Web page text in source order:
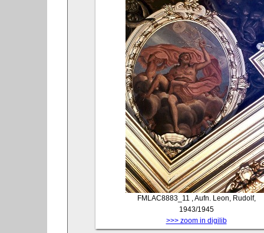
FMLAC8883_11 , Aufn. Leon, Rudolf,
1943/1945
>>> zoom in digilib